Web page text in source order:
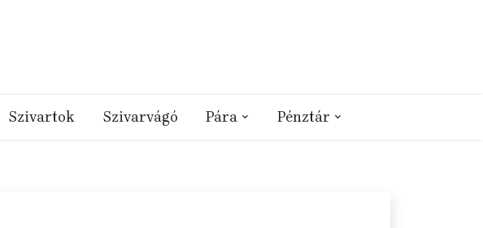
Szivartok Szivarvágó Pára Pénztár